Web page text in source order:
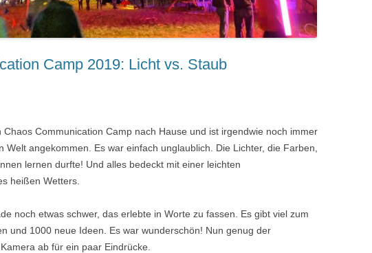
Camp 2019: Licht vs. Staub
Chaos Communication Camp nach Hause und ist irgendwie noch immer
Welt angekommen. Es war einfach unglaublich. Die Lichter, die Farben,
lernen durfte! Und alles bedeckt mit einer leichten
heißen Wetters.
noch etwas schwer, das erlebte in Worte zu fassen. Es gibt viel zum
und 1000 neue Ideen. Es war wunderschön! Nun genug der
ab für ein paar Eindrücke.